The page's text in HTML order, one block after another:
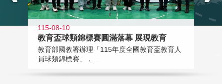
115-08-10
教育盃球類錦標賽圓滿落幕 展現教育
教育部國教署辦理「115年度全國教育盃教育人
員球類錦標賽」，...